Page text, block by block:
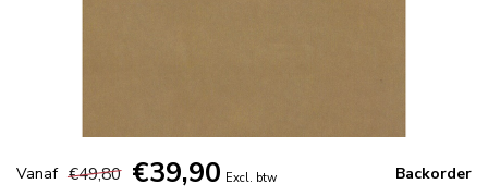
Vanaf €49,80 €39,90 Excl. btw Backorder